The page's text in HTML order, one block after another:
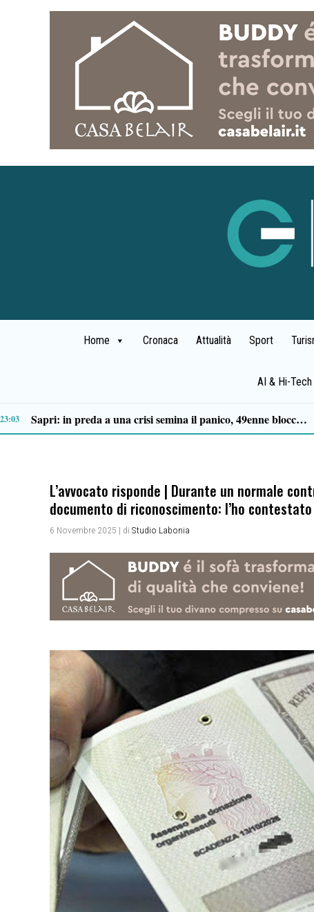
Home Cronaca Attualità Sport
AI & Hi-Tech
Tortorella celebra la Fiera di San Basilio: tra antichi mestieri, bestiame e la musica della Bandabardò 14:49
L’avvocato risponde | Durante un normale
documento di riconoscimento: l’ho contestato
6 Novembre 2025 | di Studio Labonia